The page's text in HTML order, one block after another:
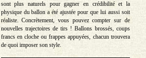
sont plus naturels pour gagner en crédibilité et la
physique du ballon a été ajustée pour que lui aussi soit
réaliste. Concrètement, vous pouvez compter sur de
nouvelles trajectoires de tirs ! Ballons brossés, coups
francs en cloche ou frappes appuyées, chacun trouvera
de quoi imposer son style.